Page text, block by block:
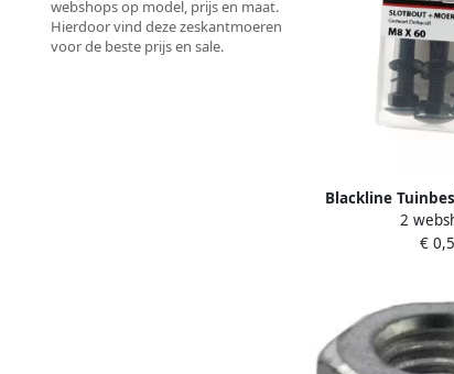
webshops op model, prijs en maat.
Hierdoor vind deze zeskantmoeren
voor de beste prijs en sale.
Blackline
Coating Ovk
TX30
2
€